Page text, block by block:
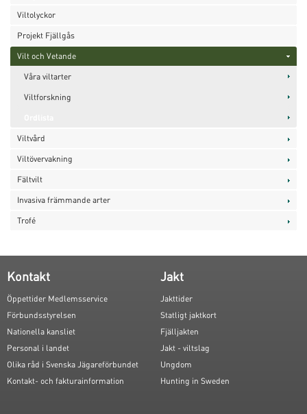
Viltolyckor
Projekt Fjällgås
Vilt och Vetande
Våra viltarter
Viltforskning
Viltvård
Viltövervakning
Fältvilt
Invasiva främmande arter
Trofé
Kontakt
Öppettider Medlemsservice
Förbundsstyrelsen
Nationella kansliet
Personal i landet
Olika råd i Svenska Jägareförbundet
Kontakt- och fakturainformation
Jakt
Jakttider
Statligt jaktkort
Fjälljakten
Jakt - viltslag
Ungdom
Hunting in Sweden